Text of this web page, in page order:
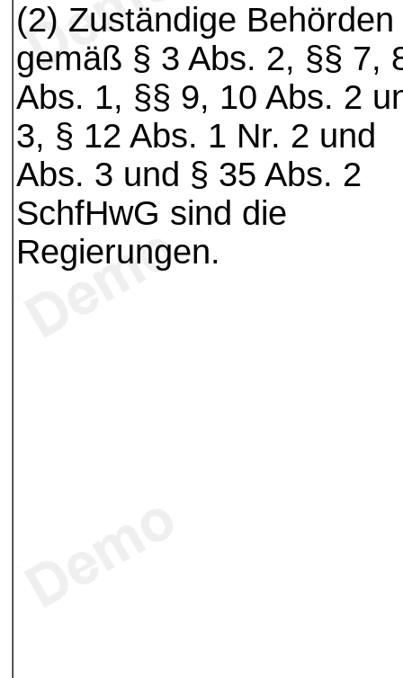
(2) Zuständige Behörden
gemäß § 3 Abs. 2, §§ 7,
Abs. 1, §§ 9, 10 Abs. 2
3, § 12 Abs. 1 Nr. 2 und
Abs. 3 und § 35 Abs. 2
SchfHwG sind die
Regierungen.